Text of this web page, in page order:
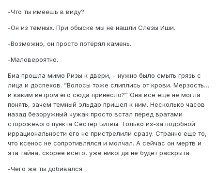
-Что ты имеешь в виду?
-Он из темных. При обыске мы не нашли Слезы Иши.
-Возможно, он просто потерял камень.
-Маловероятно.
Биа прошла мимо Ризы к двери, - нужно было смыть грязь с
лица и доспехов. ”Волосы тоже слиплись от крови. Мерзость…
и каким ветром его сюда принесло?” Она все еще не могла
понять, зачем темный эльдар пришел к ним. Несколько часов
назад безоружный чужак просто встал перед вратами
сторожевого пункта Сестер Битвы. Только из-за подобной
иррациональности его не пристрелили сразу. Странно еще то,
что ксенос не сопротивлялся и молчал. А сейчас он мертв и
эта тайна, скорее всего, уже никогда не будет раскрыта.
-Чего же ты добивался…